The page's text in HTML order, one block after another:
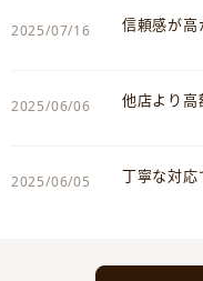
2025/07/16 信頼感が高
2025/06/06 他店より高
2025/06/05 丁寧な対応